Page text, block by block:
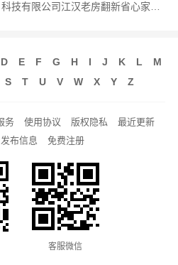
D E F G H I J K L
M
S T U V W X Y Z
务 使用协议 版权隐私
最近更新
发布信息 免费注册
客服微信